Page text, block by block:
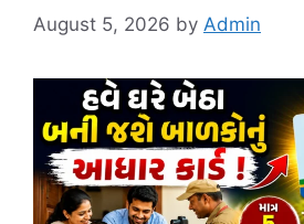
August 5, 2026 by Admin